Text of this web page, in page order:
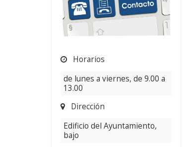
Horarios
de lunes a viernes, de 9.00 a
13.00
Dirección
Edificio del Ayuntamiento,
bajo